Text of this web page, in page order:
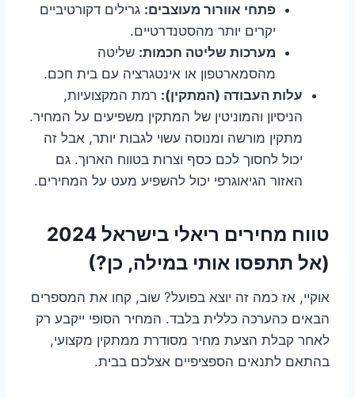
פתחי אוורור מעוצבים: גרילים דקורטיביים
יקרים יותר מהסטנדרטיים.
מערכות שליטה חכמות: שליטה
מהסמארטפון או אינטגרציה עם בית חכם.
עלות העבודה (המתקין): רמת המקצועיות,
הניסיון והמוניטין של המתקין משפיעים על המחיר.
מתקין מורשה ומנוסה עשוי לגבות יותר, אבל זה
יכול לחסוך לכם כסף וצרות בטווח הארוך. גם
האזור הגיאוגרפי יכול להשפיע מעט על המחירים.
טווח מחירים ריאלי בישראל 2024
(אל תתפסו אותי במילה, כן?)
אוקיי, אז כמה זה יוצא בפועל? שוב, קחו את המספרים
הבאים כהערכה כללית בלבד. המחיר הסופי ייקבע רק
לאחר קבלת הצעת מחיר מסודרת ממתקין מקצועי,
בהתאם לתנאים הספציפיים אצלכם בבית.